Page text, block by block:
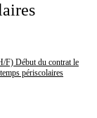
F) Début du contrat le
périscolaires